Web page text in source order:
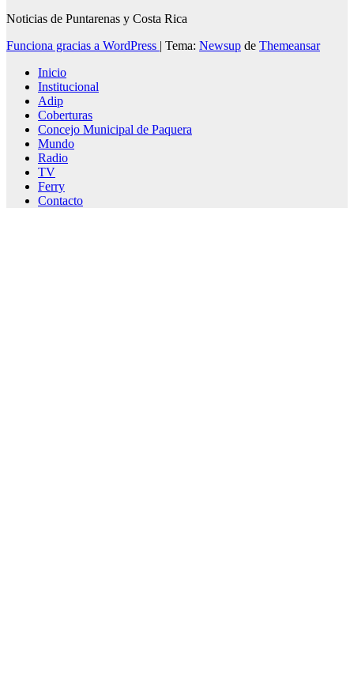
Noticias de Puntarenas y Costa Rica
Funciona gracias a WordPress
Tema: Newsup de Themeansar
Inicio
Institucional
Adip
Coberturas
Concejo Municipal de Paquera
Mundo
Radio
TV
Ferry
Contacto